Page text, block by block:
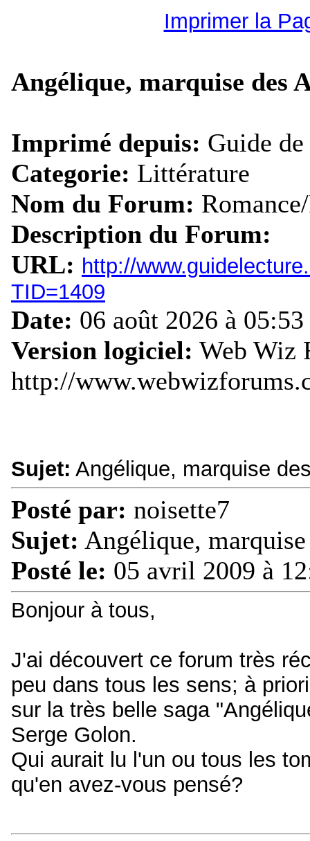
Imprimer la
Angélique, marquise des
Imprimé depuis: Guide
Categorie: Littérature
Nom du Forum:
Description du Forum:
URL: http://
TID=1409
Date: 06 août 2026 à 05:53
Version logiciel: Web Wiz
http://
Sujet: Angélique, marquise
Posté par: noisette7
Sujet: Angélique, marquise
Posté le: 05 avril 2009 à
Bonjour à tous,
J'ai découvert ce forum très
peu dans tous les sens; à
sur la très belle saga
Serge Golon.
Qui aurait lu l'un ou tous les
qu'en avez-vous pensé?